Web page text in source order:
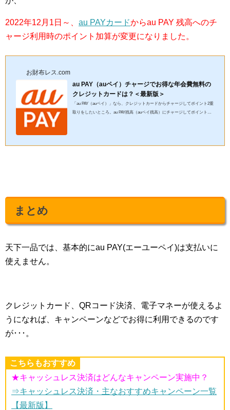
2022年12月1日～、 au PAYカードからau PAY 残高へのチ
ャージ利用時のポイント加算が変更になりました。
お財布レス.com
au PAY（auペイ）チャージでお得な年会費無料の
クレジットカードは？＜最新版＞
「au PAY（auペイ）」なら、クレジットカードからチャージしてポイント2重
取りをしたいところ。au PAY残高（auペイ残高）にチャージしてポイントが
まとめ
天下一品では、基本的にau PAY(エーユーペイ)は支払いに
使えません。
クレジットカード、QRコード決済、電子マネーが使えるよ
うになれば、キャンペーンなどでお得に利用できるのです
が･･･。
こちらもおすすめ
★キャッシュレス決済はどんなキャンペーン実施中？
⇒キャッシュレス決済・主なおすすめキャンペーン一覧
【最新版】